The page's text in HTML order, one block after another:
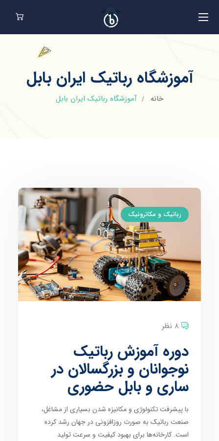
آموزشگاه رباتیک ایران بابل
خانه آموزشگاه رباتیک ایران بابل
رباتیک و مکاترونیک
8 نظر
دوره آموزش رباتیک
نوجوانان و بزرگسالان در
ساری و بابل حضوری
با پیشرفت تکنولوژی و مکانیزه شدن بسیاری از مشاغل،
صنعت رباتیک به صورت روزافزونی در جهان رشد کرده
است. کارخانه‌ها برای بهبود کیفیت و سرعت تولید